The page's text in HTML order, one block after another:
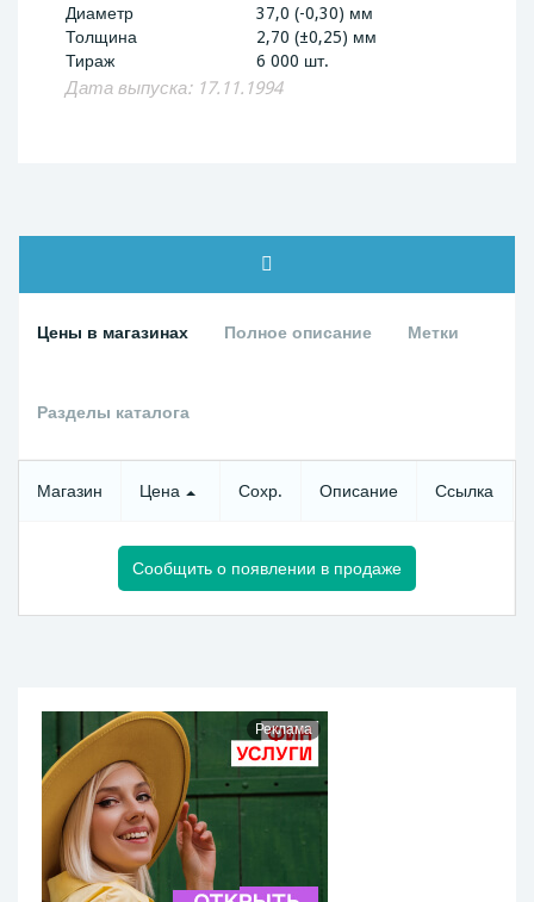
Диаметр
37,0 (-0,30) мм
Толщина
2,70 (±0,25) мм
Тираж
6 000 шт.
Дата выпуска: 17.11.1994
Цены в магазинах Полное описание Метки
Разделы каталога
Магазин Цена Сохр. Описание Ссылка
Сообщить о появлении в продаже
Реклама